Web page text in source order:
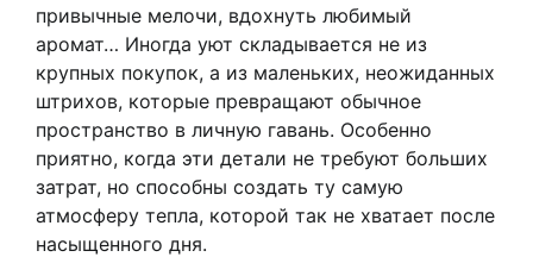
привычные мелочи, вдохнуть любимый
аромат… Иногда уют складывается не из
крупных покупок, а из маленьких, неожиданных
штрихов, которые превращают обычное
пространство в личную гавань. Особенно
приятно, когда эти детали не требуют больших
затрат, но способны создать ту самую
атмосферу тепла, которой так не хватает после
насыщенного дня.